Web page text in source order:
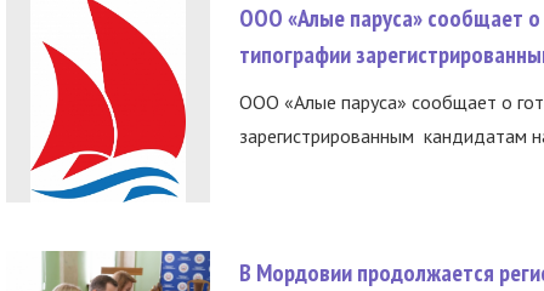
ООО «Алые паруса» сообщает о
типографии
ООО «Алые паруса» сообщает о
зарегистрированным кандидатам
В Мордовии продолжается